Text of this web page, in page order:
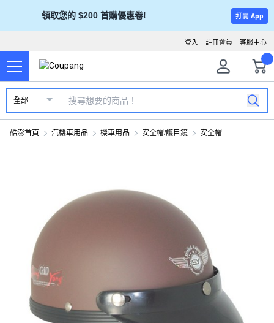
領取您的 $200 首購優惠卷! 打開 App
客服中心
註冊會員
登入
全部
酷澎首頁 汽機車用品 機車用品 安全帽/護目鏡 安全帽